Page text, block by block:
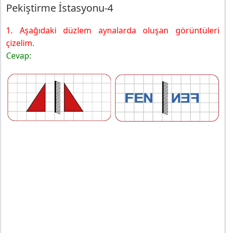
Pekiştirme İstasyonu-4
1. Aşağıdaki düzlem aynalarda oluşan görüntüleri
çizelim.
Cevap: